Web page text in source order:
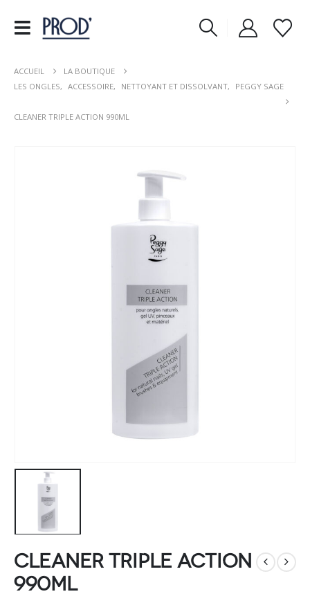
ACCUEIL
LA BOUTIQUE
LES ONGLES, ACCESSOIRE, NETTOYANT ET DISSOLVANT, PEGGY SAGE
CLEANER TRIPLE ACTION 990ML
Cleaner triple action
990ml